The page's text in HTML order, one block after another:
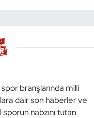
branşlarında milli
dair son haberler ve
nabzını tutan